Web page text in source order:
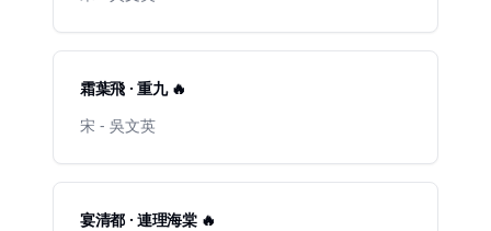
霜葉飛 · 重九 🔥
宋 - 吳文英
宴清都 · 連理海棠 🔥